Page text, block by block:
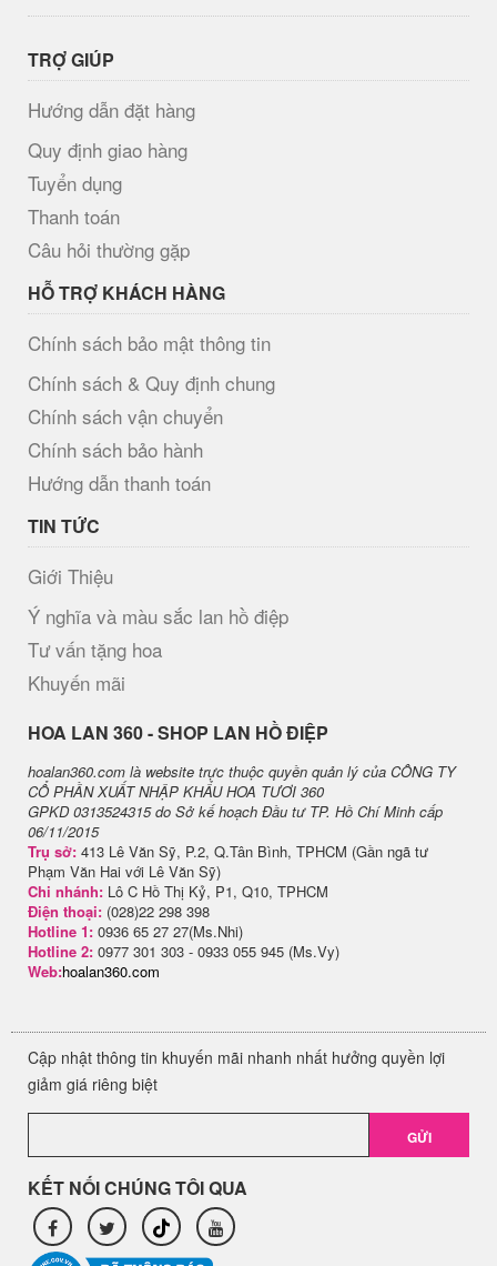
TRỢ GIÚP
Hướng dẫn đặt hàng
Quy định giao hàng
Tuyển dụng
Thanh toán
Câu hỏi thường gặp
HỖ TRỢ KHÁCH HÀNG
Chính sách bảo mật thông tin
Chính sách & Quy định chung
Chính sách vận chuyển
Chính sách bảo hành
Hướng dẫn thanh toán
TIN TỨC
Giới Thiệu
Ý nghĩa và màu sắc lan hồ điệp
Tư vấn tặng hoa
Khuyến mãi
H​OA LAN 360 - SHOP LAN HỒ ĐIỆP
hoalan360.com là website trực thuộc quyền quản lý của CÔNG TY
CỔ PHẦN XUẤT NHẬP KHẨU HOA TƯƠI 360
GPKD 0313524315 do Sở kế hoạch Đầu tư TP. Hồ Chí Minh cấp
06/11/2015
Trụ sở: 413 Lê Văn Sỹ, P.2, Q.Tân Bình, TPHCM (Gần ngã tư
Phạm Văn Hai với Lê Văn Sỹ)
Chi nhánh: Lô C Hồ Thị Kỷ, P1, Q10, TPHCM
Điện thoại: (028)22 298 398
Hotline 1: 0936 65 27 27(Ms.Nhi)
Hotline 2: 0977 301 303 - 0933 055 945 (Ms.Vy)
Web:hoalan360.com
Cập nhật thông tin khuyến mãi nhanh nhất hưởng quyền lợi
giảm giá riêng biệt
GỬI
KẾT NỐI CHÚNG TÔI QUA